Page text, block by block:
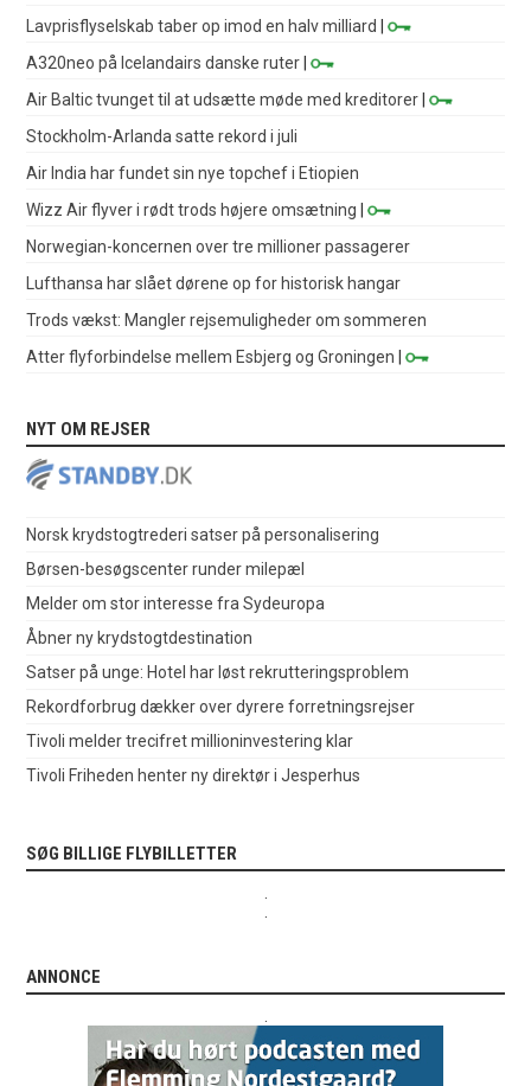
Lavprisflyselskab taber op imod en halv milliard
|
A320neo på Icelandairs danske ruter |
Air Baltic tvunget til at udsætte møde med kreditorer |
Stockholm-Arlanda satte rekord i juli
Air India har fundet sin nye topchef i Etiopien
Wizz Air flyver i rødt trods højere omsætning |
Norwegian-koncernen over tre millioner passagerer
Lufthansa har slået dørene op for historisk hangar
Trods vækst: Mangler rejsemuligheder om sommeren
Atter flyforbindelse mellem Esbjerg og Groningen |
NYT OM REJSER
Norsk krydstogtrederi satser på personalisering
Børsen-besøgscenter runder milepæl
Melder om stor interesse fra Sydeuropa
Åbner ny krydstogtdestination
Satser på unge: Hotel har løst rekrutteringsproblem
Rekordforbrug dækker over dyrere forretningsrejser
Tivoli melder trecifret millioninvestering klar
Tivoli Friheden henter ny direktør i Jesperhus
SØG BILLIGE FLYBILLETTER
ANNONCE